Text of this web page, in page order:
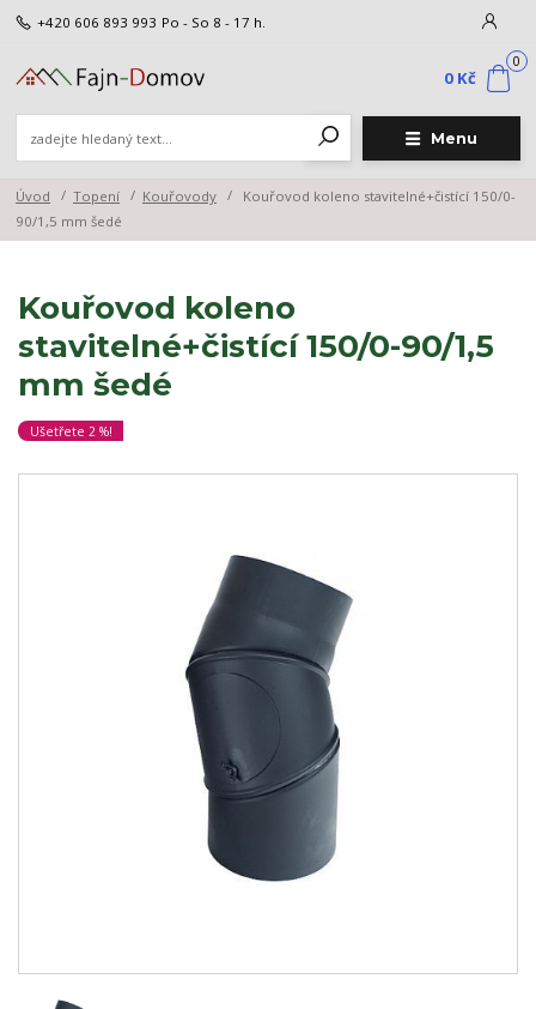
Menu
+420 606 893 993 Po - So 8 - 17 h.
0
0 Kč
Úvod Topení Kouřovody
Kouřovod koleno stavitelné+čistící 150/0-
90/1,5 mm šedé
Kouřovod koleno
stavitelné+čistící 150/0-90/1,5
mm šedé
Ušetřete 2 %!